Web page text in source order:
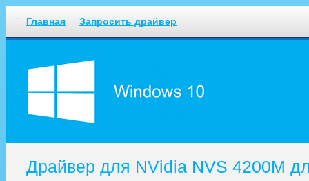
Главная Запросить драйвер
Драйвер для NVidia NVS 4200M